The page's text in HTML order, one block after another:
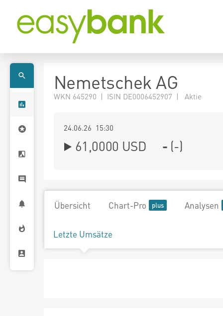
Nemetschek AG
WKN 645290 | ISIN DE0006452907 | Aktie
24.06.26 15:30
61,0000 USD - (-)
Übersicht Chart-Pro Analysen
Letzte Umsätze